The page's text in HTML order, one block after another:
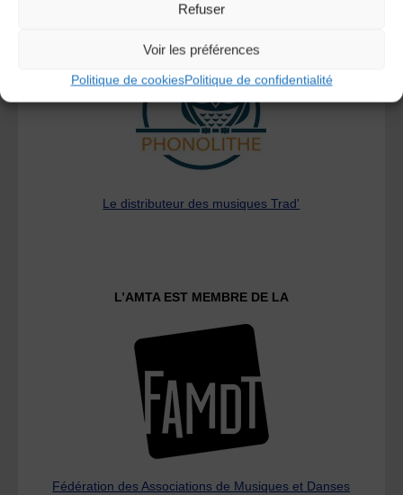
Refuser
Voir les préférences
Politique de cookiesPolitique de confidentialité
A DECOUVRIR :
Le distributeur des musiques Trad'
L’AMTA EST MEMBRE DE LA
Fédération des Associations de Musiques et Danses